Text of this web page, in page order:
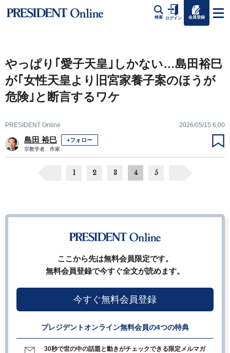
検索 ログイン 会員登録
やっぱり｢愛子天皇｣しかない…島田裕巳
が｢女性天皇より旧宮家養子案のほうが
危険｣と断言するワケ
PRESIDENT Online 2026/05/15 6:00
島田 裕巳 +フォロー
宗教学者、作家
1 2 3 4 5
ここから先は無料会員限定です。
無料会員登録で今すぐ全文が読めます。
今すぐ無料会員登録
プレジデントオンライン無料会員の4つの特典
30秒で世の中の話題と動きがチェックできる限定メルマガ